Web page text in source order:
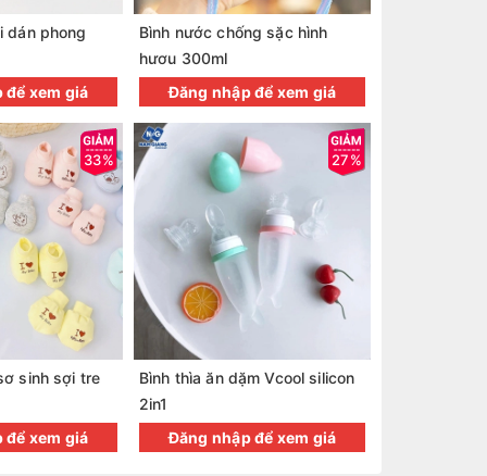
dán phong
để xem giá
33%
sinh sợi tre
để xem giá
Bình nước chống sặc hình
hươu 300ml
Đăng nhập để xem giá
27%
Bình thìa ăn dặm Vcool silicon
2in1
Đăng nhập để xem giá